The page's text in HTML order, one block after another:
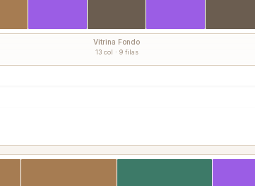
Vitrina Fondo
13 col · 9 filas